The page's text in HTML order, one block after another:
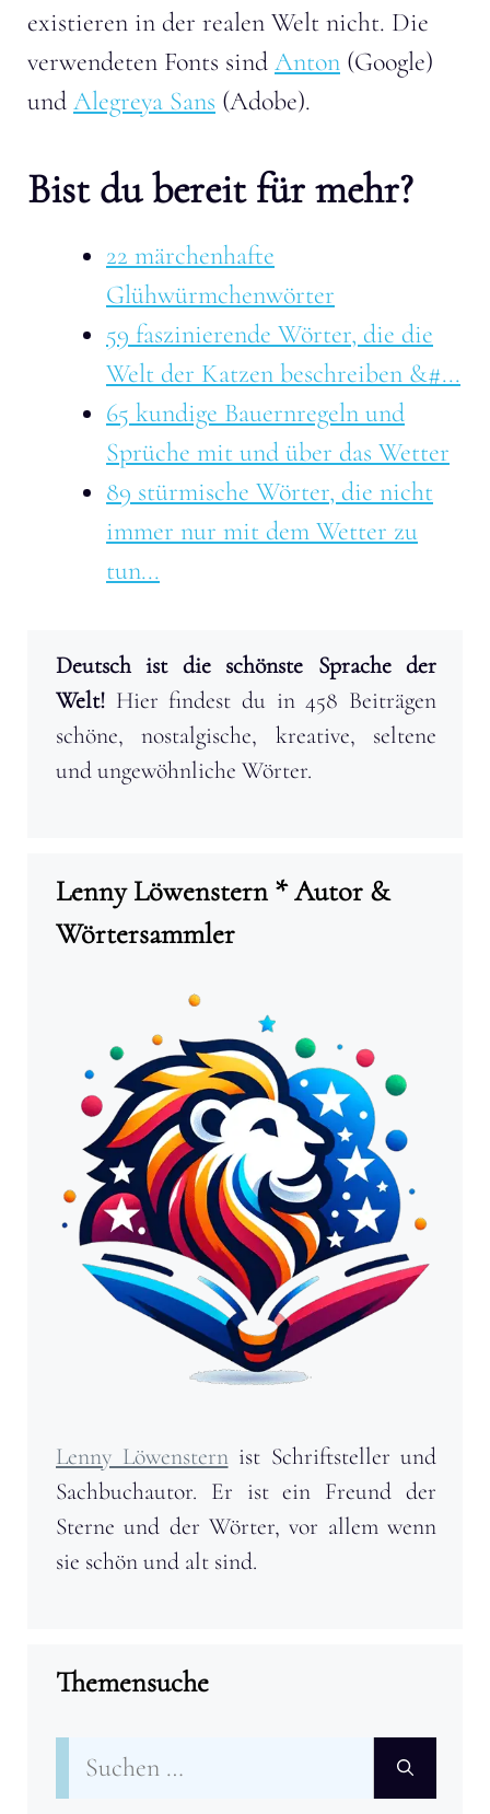
existieren in der realen Welt nicht. Die
verwendeten Fonts sind Anton (Google)
und Alegreya Sans (Adobe).
Bist du bereit für mehr?
22 märchenhafte
Glühwürmchenwörter
59 faszinierende Wörter, die die
Welt der Katzen beschreiben &#...
65 kundige Bauernregeln und
Sprüche mit und über das Wetter
89 stürmische Wörter, die nicht
immer nur mit dem Wetter zu
tun...
Deutsch ist die schönste Sprache der
Welt! Hier findest du in 458 Beiträgen
schöne, nostalgische, kreative, seltene
und ungewöhnliche Wörter.
Lenny Löwenstern * Autor &
Wörtersammler
Lenny Löwensternist Schriftsteller und
Sachbuchautor. Er ist ein Freund der
Sterne und der Wörter, vor allem wenn
sie schön und alt sind.
Themensuche
Suchen
nach: